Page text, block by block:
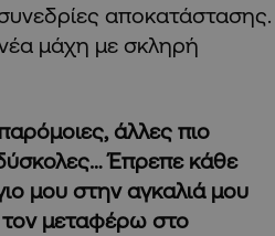
αποκατάστασης.
μάχη με σκληρή
άλλες πιο
Έπρεπε κάθε
μου στην αγκαλιά μου
τον μεταφέρω στο